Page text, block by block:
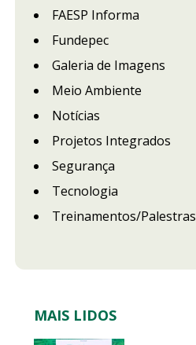
FAESP Informa
Fundepec
Galeria de Imagens
Meio Ambiente
Notícias
Projetos Integrados
Segurança
Tecnologia
Treinamentos/Palestras
MAIS LIDOS